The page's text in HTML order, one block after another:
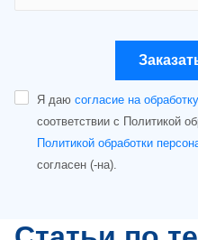
Я даю согласие на
соответствии с Политикой
Политикой обработки
согласен (-на).